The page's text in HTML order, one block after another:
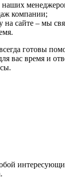
компании;
на сайте – мы
готовы
вас время и